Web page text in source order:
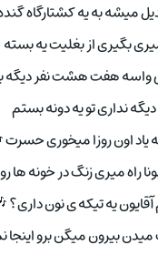
میشه به یه کشتارگاه
بگیری از بغلیت یه بسته
واسه هفت هشت نفر
دیگه نداری تو یه دونه بستم
یاد اون روزا میخوری
راه میری زنگ در خونه ها
آقایون یه تیکه ی نون
بیرون میگن برو اینجا